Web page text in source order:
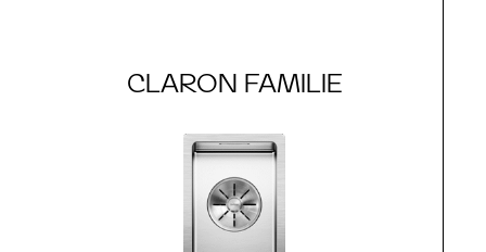
CLARON FAMILIE